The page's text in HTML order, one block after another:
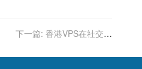
下一篇: 香港VPS在社交媒